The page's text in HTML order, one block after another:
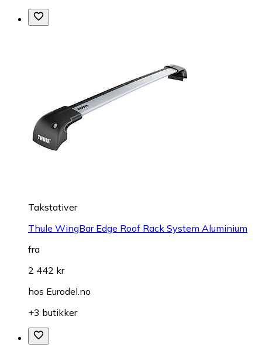
Takstativer
Thule WingBar Edge Roof Rack System Aluminium
fra
2 442 kr
hos Eurodel.no
+3 butikker